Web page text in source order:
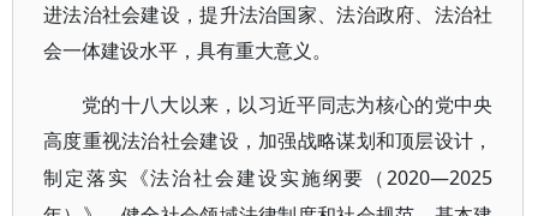
进法治社会建设，提升法治国家、法治政府、法治社
会一体建设水平，具有重大意义。
党的十八大以来，以习近平同志为核心的党中央
高度重视法治社会建设，加强战略谋划和顶层设计，
制定落实《法治社会建设实施纲要（ 2020—2025